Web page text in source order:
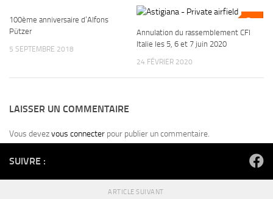
100ème anniversaire d’Alfons
Pützer
5 SEPTEMBRE 2018
0
Annulation du rassemblement CFI
Italie les 5, 6 et 7 juin 2020
24 FÉVRIER 2020
LAISSER UN COMMENTAIRE
Vous devezvous connecter pour publier un commentaire.
SUIVRE :
ARTICLE SUIVANT